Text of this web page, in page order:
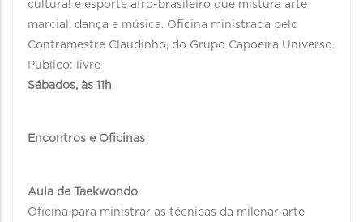
cultural e esporte afro-brasileiro que mistura arte
marcial, dança e música. Oficina ministrada pelo
Contramestre Claudinho, do Grupo Capoeira Universo.
Público: livre
Sábados, às 11h
Encontros e Oficinas
Aula de Taekwondo
Oficina para ministrar as técnicas da milenar arte